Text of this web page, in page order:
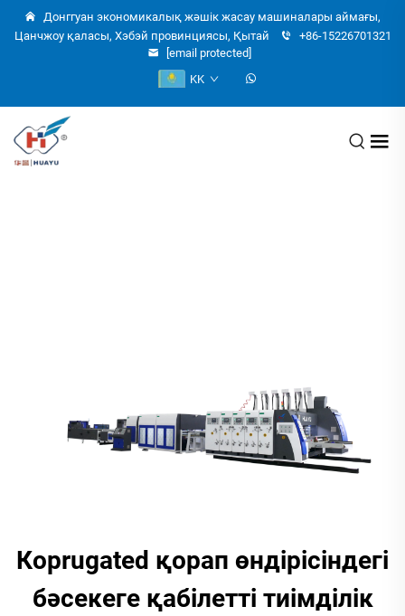
Донггуан экономикалық жәшік жасау машиналары аймағы,
Цанчжоу қаласы, Хэбэй провинциясы, Қытай
+86-15226701321
[email protected]
KK
Корrugated қорап өндірісіндегі
бәсекеге қабілетті тиімділік